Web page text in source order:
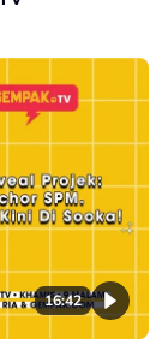
16:42